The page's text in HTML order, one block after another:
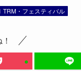
TRM・フェスティバル